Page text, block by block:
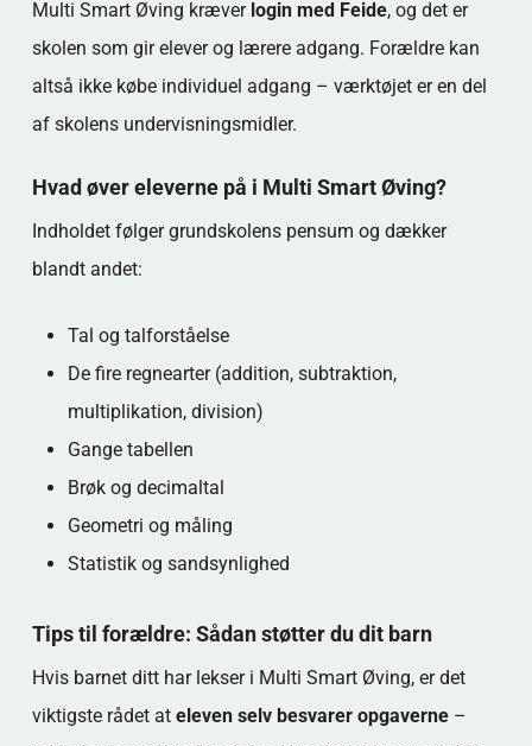
Multi Smart Øving kræver login med Feide, og det er
skolen som gir elever og lærere adgang. Forældre kan
altså ikke købe individuel adgang – værktøjet er en del
af skolens undervisningsmidler.
Hvad øver eleverne på i Multi Smart Øving?
Indholdet følger grundskolens pensum og dækker
blandt andet:
Tal og talforståelse
De fire regnearter (addition, subtraktion,
multiplikation, division)
Gange tabellen
Brøk og decimaltal
Geometri og måling
Statistik og sandsynlighed
Tips til forældre: Sådan støtter du dit barn
Hvis barnet ditt har lekser i Multi Smart Øving, er det
viktigste rådet at eleven selv besvarer opgaverne–